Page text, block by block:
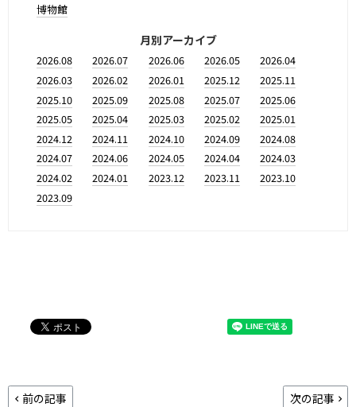
博物館
月別アーカイブ
2026.08 2026.07 2026.06 2026.05
2026.04
2026.03
2026.02 2026.01 2025.12
2025.11
2025.10
2025.09 2025.08 2025.07
2025.06
2025.05
2025.04 2025.03 2025.02
2025.01
2024.12
2024.11 2024.10 2024.09
2024.08
2024.07
2024.06 2024.05 2024.04
2024.03
2024.02
2024.01 2023.12 2023.11
2023.10
2023.09
前の記事 次の記事